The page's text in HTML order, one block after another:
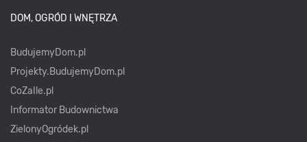
DOM, OGRÓD I WNĘTRZA
BudujemyDom.pl
Projekty.BudujemyDom.pl
CoZaIle.pl
Informator Budownictwa
ZielonyOgródek.pl